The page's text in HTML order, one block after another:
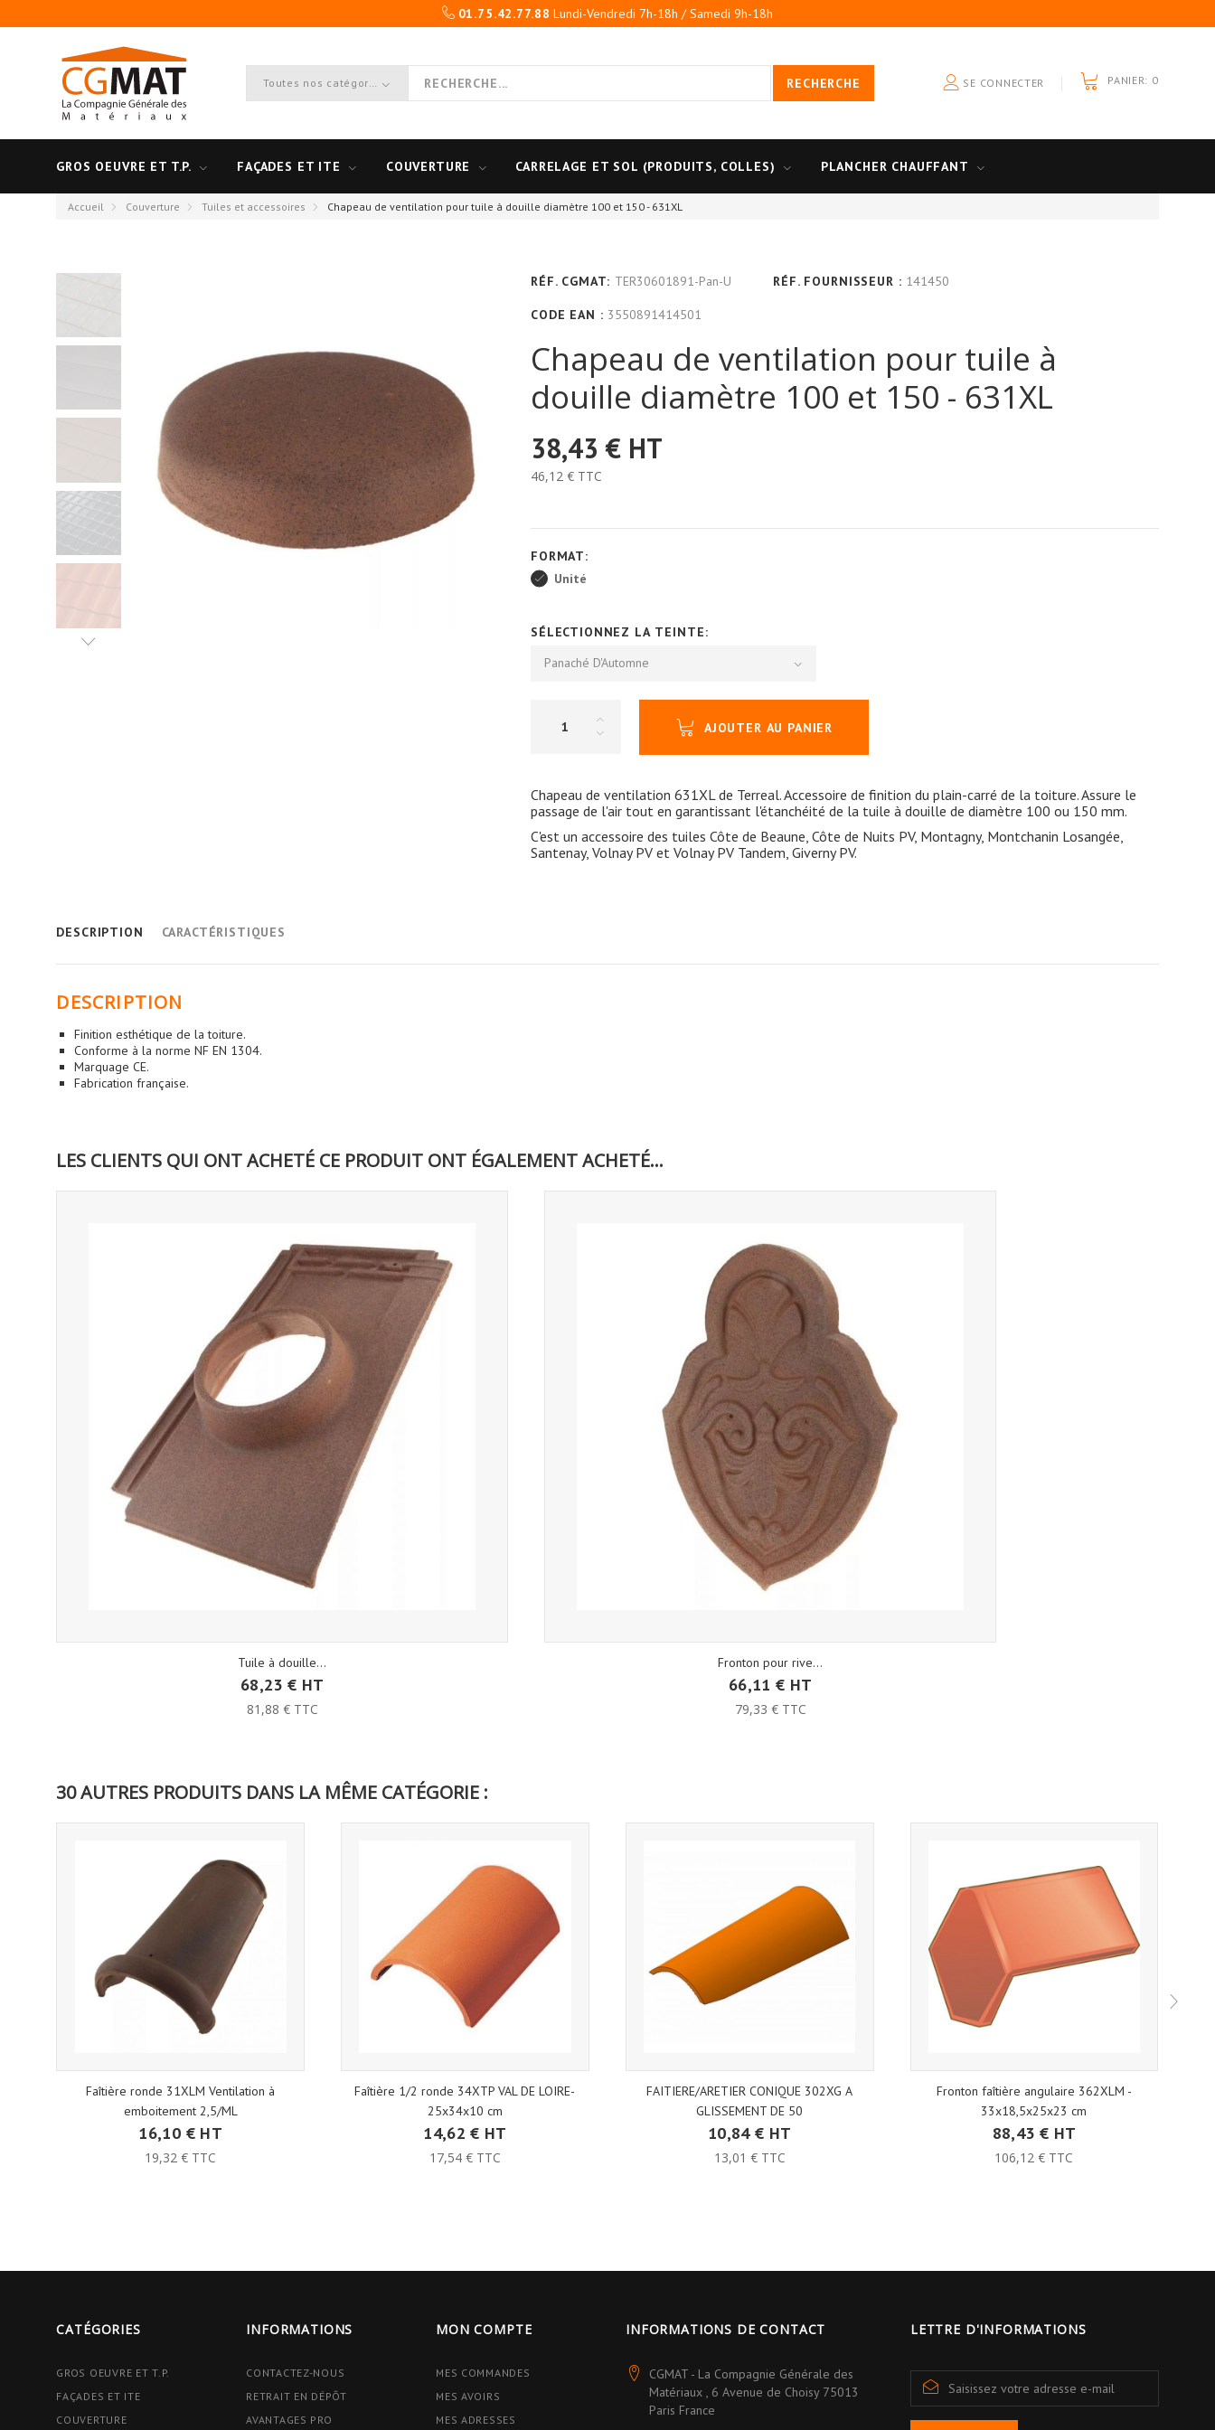
01.75.42.77.88 Lundi-Vendredi 7h-18h / Samedi 9h-18h
Toutes nos catégories RECHERCHE SE CONNECTER PANIER: 0
GROS OEUVRE ET T.P. FAÇADES ET ITE COUVERTURE CARRELAGE ET SOL (PRODUITS, COLLES) PLANCHER CHAUFFANT
Accueil Couverture Tuiles et accessoires Chapeau de ventilation pour tuile à douille diamètre 100 et 150 - 631XL
RÉF. CGMAT: TER30601891-Pan-U RÉF. FOURNISSEUR : 141450
CODE EAN : 3550891414501
Chapeau de ventilation pour tuile à
douille diamètre 100 et 150 - 631XL
38,43 € HT
46,12 € TTC
FORMAT:
Unité
SÉLECTIONNEZ LA TEINTE:
Panaché D'Automne
AJOUTER AU PANIER
Chapeau de ventilation 631XL de Terreal. Accessoire de finition du plain-carré de la toiture. Assure le
passage de l'air tout en garantissant l'étanchéité de la tuile à douille de diamètre 100 ou 150 mm.
C'est un accessoire des tuiles Côte de Beaune, Côte de Nuits PV, Montagny, Montchanin Losangée,
Santenay, Volnay PV et Volnay PV Tandem, Giverny PV.
DESCRIPTION CARACTÉRISTIQUES
DESCRIPTION
Finition esthétique de la toiture.
Conforme à la norme NF EN 1304.
Marquage CE.
Fabrication française.
LES CLIENTS QUI ONT ACHETÉ CE PRODUIT ONT ÉGALEMENT ACHETÉ...
Tuile à douille...
68,23 € HT
81,88 € TTC
Fronton pour rive...
66,11 € HT
79,33 € TTC
30 AUTRES PRODUITS DANS LA MÊME CATÉGORIE :
Faîtière ronde 31XLM Ventilation à
emboitement 2,5/ML
16,10 € HT
19,32 € TTC
Faîtière 1/2 ronde 34XTP VAL DE LOIRE-
25x34x10 cm
14,62 € HT
17,54 € TTC
FAITIERE/ARETIER CONIQUE 302XG A
GLISSEMENT DE 50
10,84 € HT
13,01 € TTC
Fronton faîtière angulaire 362XLM -
33x18,5x25x23 cm
88,43 € HT
106,12 € TTC
CATÉGORIES
GROS OEUVRE ET T.P.
FAÇADES ET ITE
COUVERTURE
INFORMATIONS
CONTACTEZ-NOUS
RETRAIT EN DÉPÔT
AVANTAGES PRO
MON COMPTE
MES COMMANDES
MES AVOIRS
MES ADRESSES
INFORMATIONS DE CONTACT
CGMAT - La Compagnie Générale des
Matériaux , 6 Avenue de Choisy 75013
Paris France
LETTRE D'INFORMATIONS